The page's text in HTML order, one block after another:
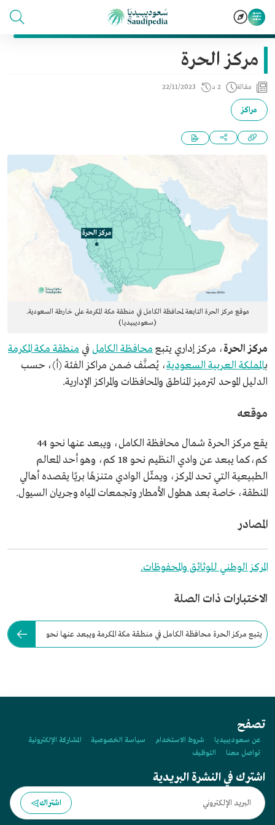
مركز الحرة
مقالة 2 د 22/11/2023
مراكز
موقع مركز الحرة التابعة لمحافظة الكامل في منطقة مكة المكرمة على خارطة السعودية.
(سعوديبيديا)
مركز الحرة، مركز إداري يتبع محافظة الكامل في منطقة مكة المكرمة
بالمملكة العربية السعودية، يُصنَّف ضمن مراكز الفئة (أ)، حسب
الدليل الموحد لترميز المناطق والمحافظات والمراكز الإدارية.
موقعه
يقع مركز الحرة شمال محافظة الكامل، ويبعد عنها نحو 44
كم،كما يبعد عن وادي النظيم نحو 18 كم، وهو أحد المعالم
الطبيعية التي تحد المركز، ويمثّل الوادي متنزهًا بريًا يقصده أهالي
المنطقة، خاصة بعد هطول الأمطار وتجمعات المياه وجريان السيول.
المصادر
المركز الوطني للوثائق والمحفوظات.
الاختبارات ذات الصلة
يتبع مركز الحرة محافظة الكامل في منطقة مكة المكرمة ويبعد عنها نحو
تصفح
عن سعوديبيديا شروط الاستخدام سياسة الخصوصية
المشاركة الإلكترونية
تواصل معنا
التوظيف
اشترك في النشرة البريدية
اشتراك